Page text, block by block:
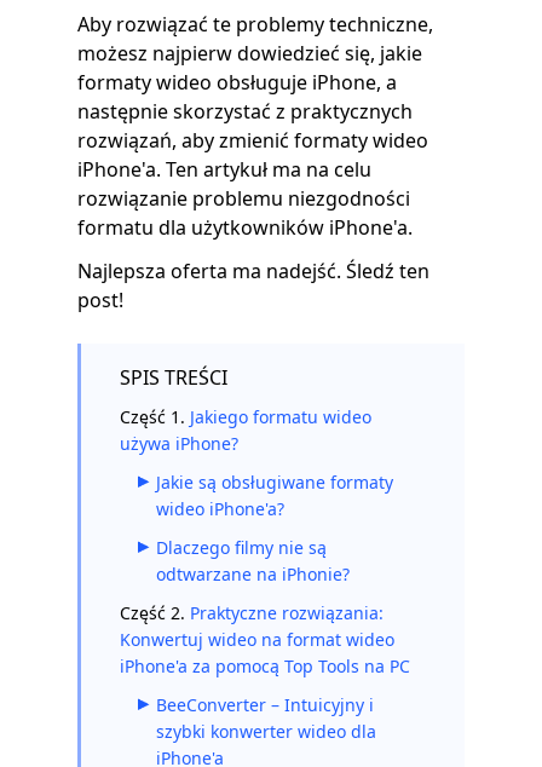
Aby rozwiązać te problemy techniczne,
możesz najpierw dowiedzieć się, jakie
formaty wideo obsługuje iPhone, a
następnie skorzystać z praktycznych
rozwiązań, aby zmienić formaty wideo
iPhone'a. Ten artykuł ma na celu
rozwiązanie problemu niezgodności
formatu dla użytkowników iPhone'a.
Najlepsza oferta ma nadejść. Śledź ten
post!
SPIS TREŚCI
Część 1. Jakiego formatu wideo
używa iPhone?
Jakie są obsługiwane formaty
wideo iPhone'a?
Dlaczego filmy nie są
odtwarzane na iPhonie?
Część 2. Praktyczne rozwiązania:
Konwertuj wideo na format wideo
iPhone'a za pomocą Top Tools na PC
BeeConverter – Intuicyjny i
szybki konwerter wideo dla
iPhone'a